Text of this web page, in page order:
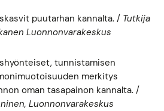
puutarhan kannalta. / Tutkija
Luonnonvarakeskus
tunnistamisen
merkitys
oman tasapainon kannalta. /
Luonnonvarakeskus